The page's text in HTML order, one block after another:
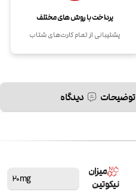
پرداخت با روش های مختلف
پشتیبانی از تمام کارت‌های شتاب
توضیحات دیدگاه
میزان
نیکوتین
20mg